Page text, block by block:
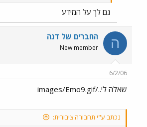
גם לך על המידע
ה החברים של דנה
New member
6/2/06
שאלה לי../images/Emo9.gif
נכתב ע"י תחבורה ציבורית: